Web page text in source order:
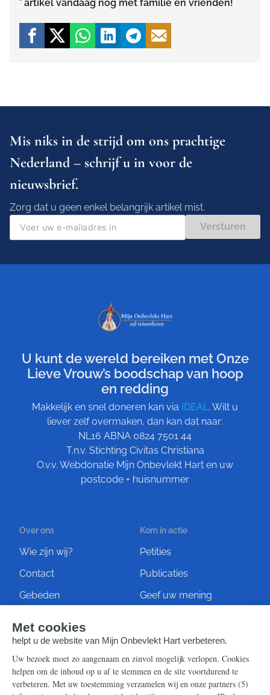
artikel vandaag nog met familie en vrienden!
Mis niks in de strijd om ons prachtige
Nederland – schrijf u in voor de
nieuwsbrief.
Zorg dat u geen enkel belangrijk artikel mist.
Versturen
U kunt de wereld bereiken met Onze
Lieve Vrouw’s boodschap van hoop
en redding
Makkelijk en snel doneren kan via iDEAL. Wilt u
liever zelf overmaken, dan kan dat naar:
NL16 ABNA 0824 7501 44
T.n.v. Stichting Civitas Christiana
O.v.v. Webdonatie Mijn Onbevlekt Hart en uw
postcode + huisnummer
Over ons
Wie zijn wij?
Contact
Gebeden
Kom in actie
Petities
Publicaties
Geef uw mening
Steun ons
Nieuwsbrief
Info
Contact